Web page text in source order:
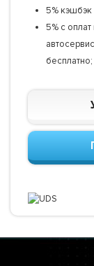
5% кэшбэк
5% с
бесплатно;